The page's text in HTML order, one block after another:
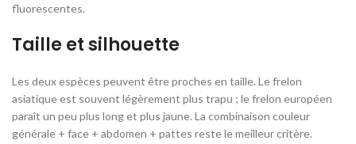
fluorescentes.
Taille et silhouette
Les deux espèces peuvent être proches en taille. Le frelon
asiatique est souvent légèrement plus trapu ; le frelon européen
paraît un peu plus long et plus jaune. La combinaison couleur
générale + face + abdomen + pattes reste le meilleur critère.